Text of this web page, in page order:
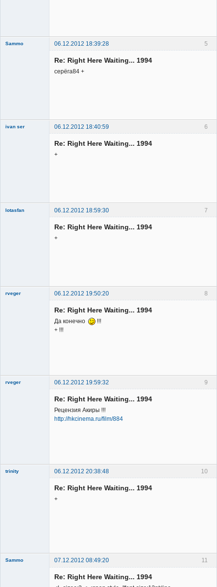
5
Sammo
06.12.2012 18:39:28
Re: Right Here Waiting... 1994
серёга84 +
6
ivan ser
06.12.2012 18:40:59
Re: Right Here Waiting... 1994
+
7
lotasfan
06.12.2012 18:59:30
Re: Right Here Waiting... 1994
+
8
rveger 06.12.2012 19:50:20
Re: Right Here Waiting... 1994
Да конечно
!!!
+ !!!
9
rveger 06.12.2012 19:59:32
Re: Right Here Waiting... 1994
Рецензия Акиры !!!
http://hkcinema.ru/film/884
10
trinity 06.12.2012 20:38:48
Re: Right Here Waiting... 1994
+
11
Sammo
07.12.2012 08:49:20
Re: Right Here Waiting... 1994